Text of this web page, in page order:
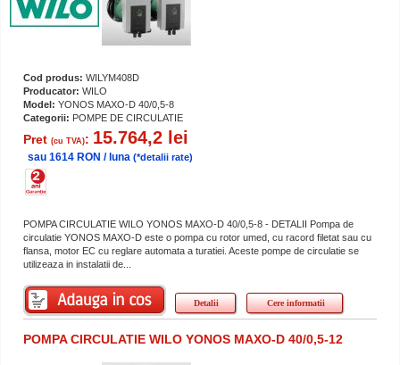
Cod produs: WILYM408D
Producator: WILO
Model: YONOS MAXO-D 40/0,5-8
Categorii: POMPE DE CIRCULATIE
Pret (cu TVA): 15.764,2 lei
sau 1614 RON / luna (*detalii rate)
POMPA CIRCULATIE WILO YONOS MAXO-D 40/0,5-8 - DETALII Pompa de
circulatie YONOS MAXO-D este o pompa cu rotor umed, cu racord filetat sau cu
flansa, motor EC cu reglare automata a turatiei. Aceste pompe de circulatie se
utilizeaza in instalatii de...
Detalii Cere informatii
POMPA CIRCULATIE WILO YONOS MAXO-D 40/0,5-12